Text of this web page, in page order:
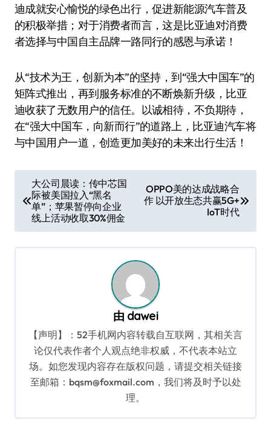
迪成就安心愉悦的绿色出行，促进新能源汽车普及
的积极举措；对于消费者而言，这是比亚迪对消费
者选择与中国自主品牌一路同行的感恩与承诺！
从“技术为王，创新为本”的坚持，到“强大中国车”的
矩阵式推出，再到服务标准的不断焕新升级，比亚
迪收获了无数用户的信任。以诚相待，不负期待，
在“强大中国车，向新而行”的道路上，比亚迪汽车将
与中国用户一道，创造更加美好的未来出行生活！
章
大公司晨读：传中芯国
际被美国拉入“黑名
单”；苹果暂停向企业
线上活动收取30%佣金
OPPO美的达成战略合
作 以开放生态共赢5G+
IoT时代
由 dawei
【声明】：52手机网内容转载自互联网，其相关言
论仅代表作者个人观点绝非权威，不代表本站立
场。如您发现内容存在版权问题，请提交相关链接
至邮箱：bqsm@foxmail.com，我们将及时予以处
理。